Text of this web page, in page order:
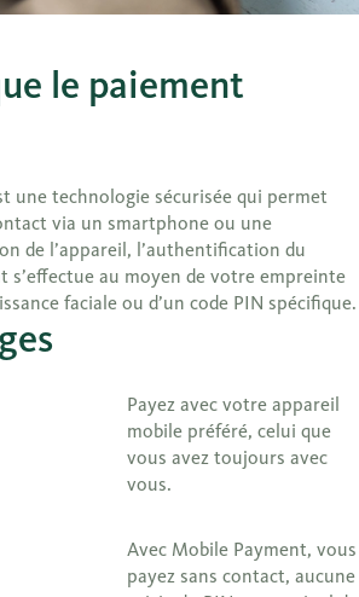
le paiement
une technologie sécurisée qui permet
via un smartphone ou une
de l’appareil, l’authentification du
s’effectue au moyen de votre empreinte
faciale ou d’un code PIN spécifique.
Payez avec votre appareil
mobile préféré, celui que
vous avez toujours avec
vous.
Avec Mobile Payment, vous
payez sans contact, aucune